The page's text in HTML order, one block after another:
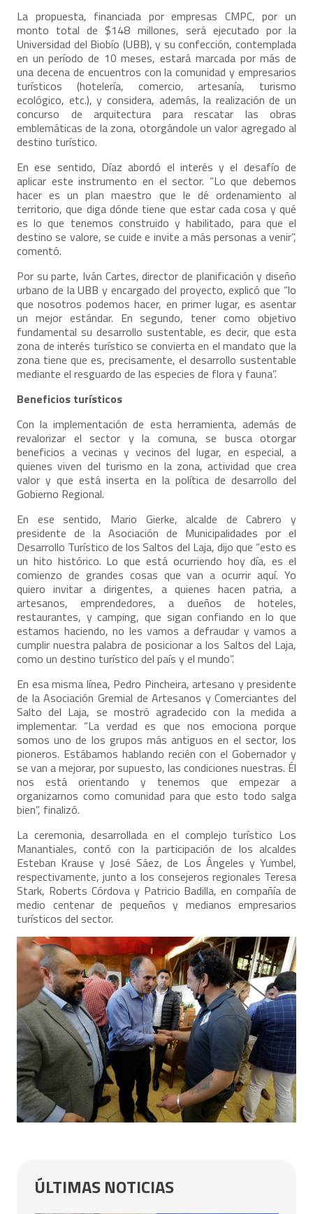
La propuesta, financiada por empresas CMPC, por un
monto total de $148 millones, será ejecutado por la
Universidad del Biobío (UBB), y su confección, contemplada
en un período de 10 meses, estará marcada por más de
una decena de encuentros con la comunidad y empresarios
turísticos (hotelería, comercio, artesanía, turismo
ecológico, etc.), y considera, además, la realización de un
concurso de arquitectura para rescatar las obras
emblemáticas de la zona, otorgándole un valor agregado al
destino turístico.
En ese sentido, Díaz abordó el interés y el desafío de
aplicar este instrumento en el sector. “Lo que debemos
hacer es un plan maestro que le dé ordenamiento al
territorio, que diga dónde tiene que estar cada cosa y qué
es lo que tenemos construido y habilitado, para que el
destino se valore, se cuide e invite a más personas a venir”,
comentó.
Por su parte, Iván Cartes, director de planificación y diseño
urbano de la UBB y encargado del proyecto, explicó que “lo
que nosotros podemos hacer, en primer lugar, es asentar
un mejor estándar. En segundo, tener como objetivo
fundamental su desarrollo sustentable, es decir, que esta
zona de interés turístico se convierta en el mandato que la
zona tiene que es, precisamente, el desarrollo sustentable
mediante el resguardo de las especies de flora y fauna”.
Beneficios turísticos
Con la implementación de esta herramienta, además de
revalorizar el sector y la comuna, se busca otorgar
beneficios a vecinas y vecinos del lugar, en especial, a
quienes viven del turismo en la zona, actividad que crea
valor y que está inserta en la política de desarrollo del
Gobierno Regional.
En ese sentido, Mario Gierke, alcalde de Cabrero y
presidente de la Asociación de Municipalidades por el
Desarrollo Turístico de los Saltos del Laja, dijo que “esto es
un hito histórico. Lo que está ocurriendo hoy día, es el
comienzo de grandes cosas que van a ocurrir aquí. Yo
quiero invitar a dirigentes, a quienes hacen patria, a
artesanos, emprendedores, a dueños de hoteles,
restaurantes, y camping, que sigan confiando en lo que
estamos haciendo, no les vamos a defraudar y vamos a
cumplir nuestra palabra de posicionar a los Saltos del Laja,
como un destino turístico del país y el mundo”.
En esa misma línea, Pedro Pincheira, artesano y presidente
de la Asociación Gremial de Artesanos y Comerciantes del
Salto del Laja, se mostró agradecido con la medida a
implementar. “La verdad es que nos emociona porque
somos uno de los grupos más antiguos en el sector, los
pioneros. Estábamos hablando recién con el Gobernador y
se van a mejorar, por supuesto, las condiciones nuestras. Él
nos está orientando y tenemos que empezar a
organizarnos como comunidad para que esto todo salga
bien”, finalizó.
La ceremonia, desarrollada en el complejo turístico Los
Manantiales, contó con la participación de los alcaldes
Esteban Krause y José Sáez, de Los Ángeles y Yumbel,
respectivamente, junto a los consejeros regionales Teresa
Stark, Roberts Córdova y Patricio Badilla, en compañía de
medio centenar de pequeños y medianos empresarios
turísticos del sector.
ÚLTIMAS NOTICIAS